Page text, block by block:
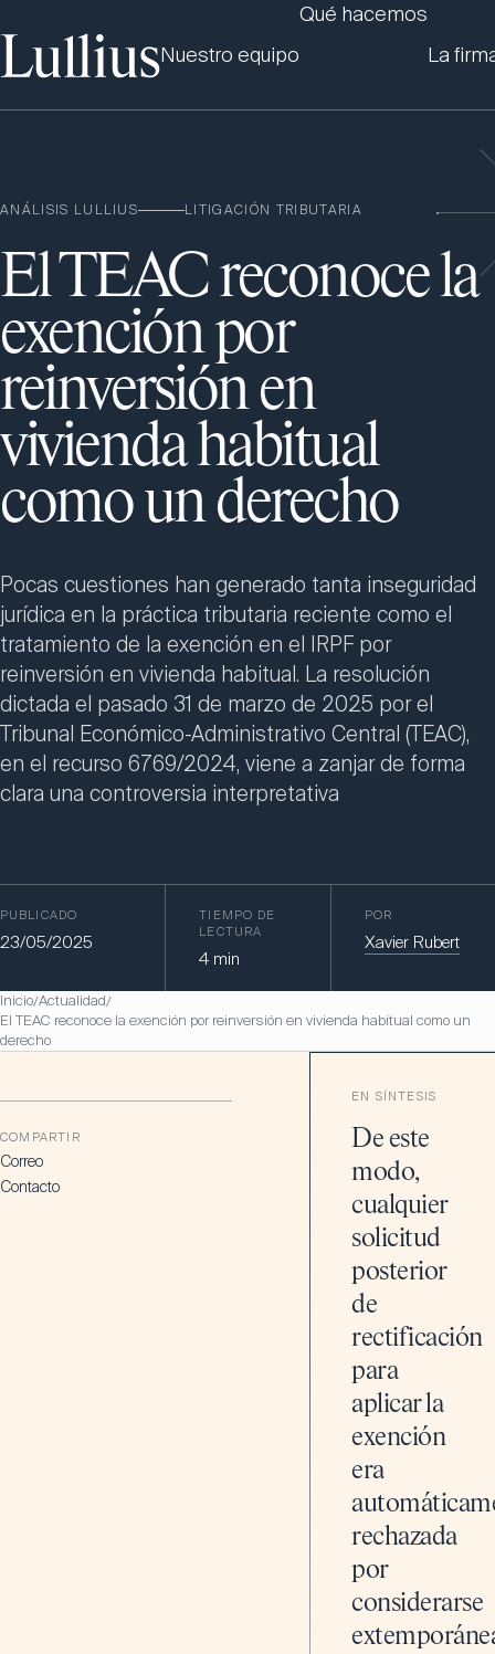
Nuestro equipo
Qué hacemos
La
ANÁLISIS LULLIUS LITIGACIÓN TRIBUTARIA
El TEAC reconoce la
exención por
reinversión en
vivienda habitual
como un derecho
Pocas cuestiones han generado tanta inseguridad
jurídica en la práctica tributaria reciente como el
tratamiento de la exención en el IRPF por
reinversión en vivienda habitual. La resolución
dictada el pasado 31 de marzo de 2025 por el
Tribunal Económico-Administrativo Central (TEAC),
en el recurso 6769/2024, viene a zanjar de forma
clara una controversia interpretativa
PUBLICADO
23/05/2025
TIEMPO DE
LECTURA
4 min
POR
Xavier Rubert
Inicio/Actualidad/
El TEAC reconoce la exención por reinversión en vivienda habitual como un
derecho
COMPARTIR
Correo
Contacto
EN SÍNTESIS
De este
modo,
cualquier
solicitud
posterior
de
rectificación
para
aplicar la
exención
era
rechazada
por
considerarse